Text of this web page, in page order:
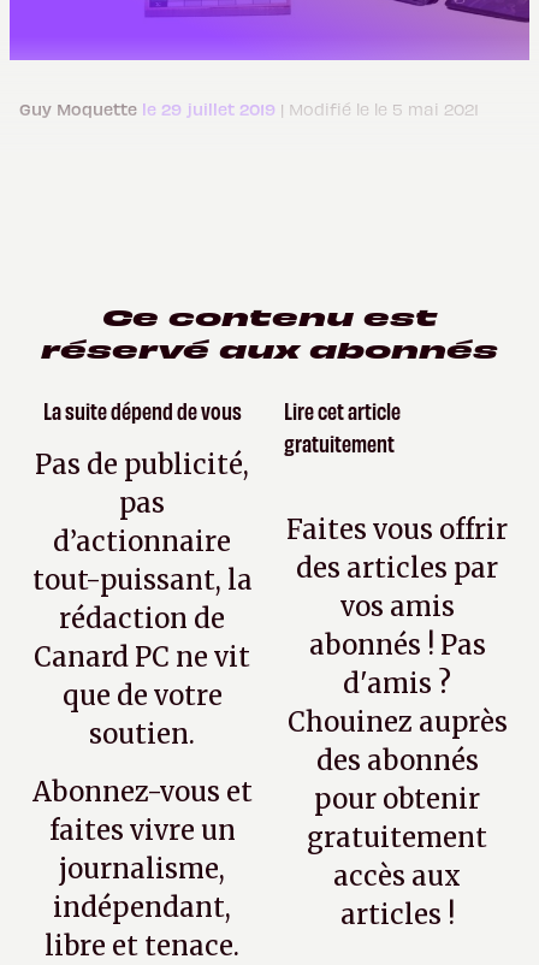
Guy Moquette le 29 juillet 2019 | Modifié le le 5 mai 2021
Ce contenu est
réservé aux abonnés
La suite dépend de vous
Pas de publicité,
pas
d’actionnaire
tout-puissant, la
rédaction de
Canard PC ne vit
que de votre
soutien.
Abonnez-vous et
faites vivre un
journalisme,
indépendant,
libre et tenace.
Lire cet article
gratuitement
Faites vous offrir
des articles par
vos amis
abonnés ! Pas
d'amis ?
Chouinez auprès
des abonnés
pour obtenir
gratuitement
accès aux
articles !